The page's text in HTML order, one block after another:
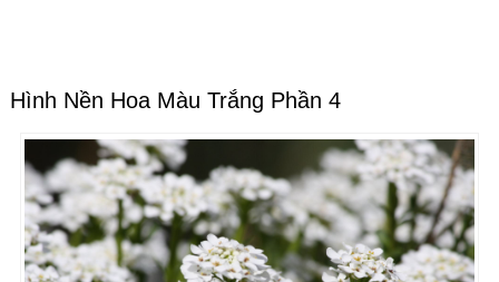
Hình Nền Hoa Màu Trắng Phần 4